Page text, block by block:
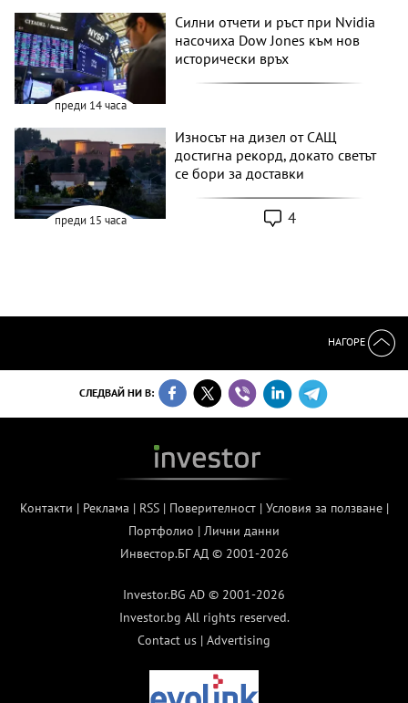
преди 14 часа
Силни отчети и ръст при Nvidia
насочиха Dow Jones към нов
исторически връх
преди 15 часа
Износът на дизел от САЩ
достигна рекорд, докато светът
се бори за доставки
4
НАГОРЕ
СЛЕДВАЙ НИ В:
Контакти | Реклама | RSS| Поверителност| Условия за ползване|
Портфолио | Лични данни
Инвестор.БГ АД © 2001-2026
Investor.BG AD © 2001-2026
Investor.bg All rights reserved.
Contact us | Advertising